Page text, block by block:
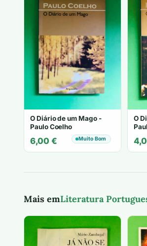
O Diário de um Mago -
Paulo Coelho
6,00 € Muito Bom
O
Mais emLiteratura